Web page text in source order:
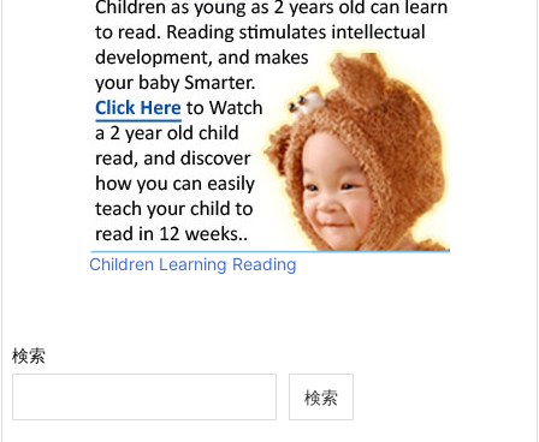
Children Learning Reading
検索
検索